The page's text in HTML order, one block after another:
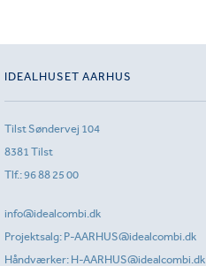
IDEALHUSET AARHUS
Tilst Søndervej 104
8381 Tilst
Tlf.:96 88 25 00
info@idealcombi.dk
Projektsalg: P-AARHUS@idealcombi.dk
Håndværker: H-AARHUS@idealcombi.dk